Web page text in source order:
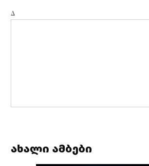
Δ
ახალი ამბები